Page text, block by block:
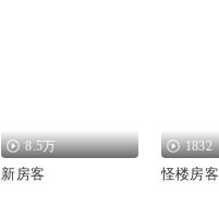
8.5万
新房客
1832
怪楼房客